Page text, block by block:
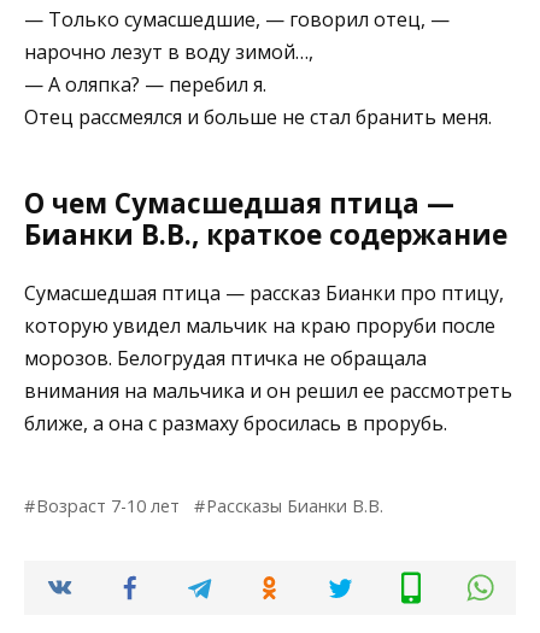
— Только сумасшедшие, — говорил отец, —
нарочно лезут в воду зимой…,
— А оляпка? — перебил я.
Отец рассмеялся и больше не стал бранить меня.
О чем Сумасшедшая птица —
Бианки В.В., краткое содержание
Сумасшедшая птица — рассказ Бианки про птицу,
которую увидел мальчик на краю проруби после
морозов. Белогрудая птичка не обращала
внимания на мальчика и он решил ее рассмотреть
ближе, а она с размаху бросилась в прорубь.
Возраст 7-10 лет Рассказы Бианки В.В.